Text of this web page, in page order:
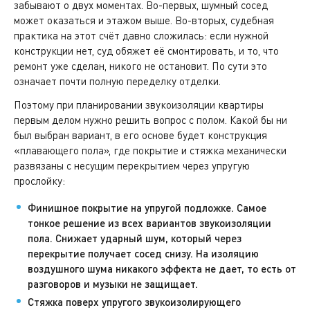
забывают о двух моментах. Во-первых, шумный сосед
может оказаться и этажом выше. Во-вторых, судебная
практика на этот счёт давно сложилась: если нужной
конструкции нет, суд обяжет её смонтировать, и то, что
ремонт уже сделан, никого не остановит. По сути это
означает почти полную переделку отделки.
Поэтому при планировании звукоизоляции квартиры
первым делом нужно решить вопрос с полом. Какой бы ни
был выбран вариант, в его основе будет конструкция
«плавающего пола», где покрытие и стяжка механически
развязаны с несущим перекрытием через упругую
прослойку:
Финишное покрытие на упругой подложке. Самое
тонкое решение из всех вариантов звукоизоляции
пола. Снижает ударный шум, который через
перекрытие получает сосед снизу. На изоляцию
воздушного шума никакого эффекта не дает, то есть от
разговоров и музыки не защищает.
Стяжка поверх упругого звукоизолирующего